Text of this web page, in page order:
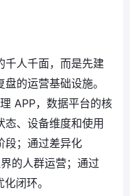
千人千面，而是先建
的运营基础设施。
APP，数据平台的核
态、设备维度和使用
段；通过差异化
的人群运营；通过
闭环。